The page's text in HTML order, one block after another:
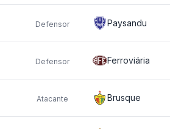
Defensor Paysandu
Defensor Ferroviária
Atacante Brusque